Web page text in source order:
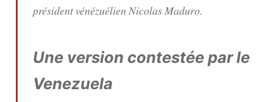
président vénézuélien Nicolas Maduro.
Une version contestée par le
Venezuela